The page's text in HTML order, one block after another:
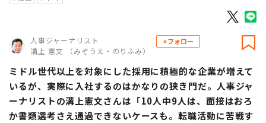
人事ジャーナリスト
溝上 憲文 （みぞうえ・のりふみ）
+フォロー
ミドル世代以上を対象にした採用に積極的な企業が増えて
いるが、実際に入社するのはかなりの狭き門だ。人事ジャ
ーナリストの溝上憲文さんは「10人中9人は、面接はおろ
か書類選考さえ通過できないケースも。転職活動に苦戦す